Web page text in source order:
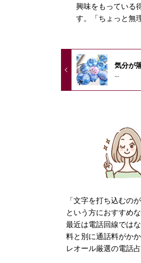
興味をもっている
す。「ちょっと無
気分が
...
「文字を打ち込むの
という方におすすめ
最近は電話回線では
料と別に通話料がか
レオール厳選の電話